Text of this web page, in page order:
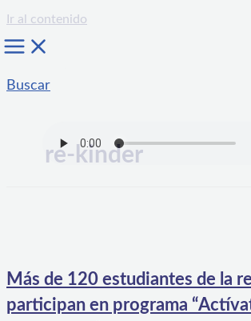
Ir al contenido
Buscar
re-kinder
Más de 120 estudiantes de la
participan en programa